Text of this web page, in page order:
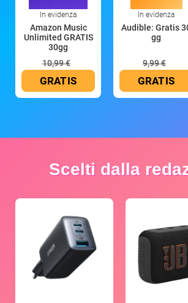
In evidenza
Amazon Music
Unlimited GRATIS
30gg
10,99 €
GRATIS
In evidenza
Audible: Gratis
gg
9,99 €
GRATIS
Scelti dalla